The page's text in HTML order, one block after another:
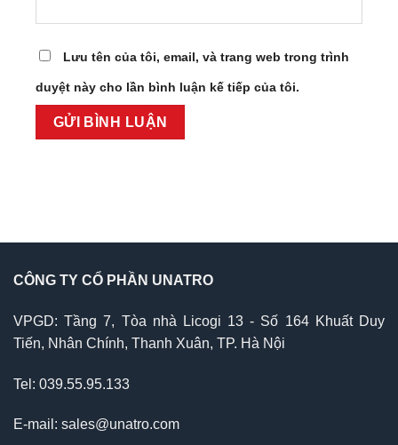
Lưu tên của tôi, email, và trang web trong trình
duyệt này cho lần bình luận kế tiếp của tôi.
CÔNG TY CỔ PHẦN UNATRO
VPGD: Tầng 7, Tòa nhà Licogi 13 - Số 164 Khuất Duy
Tiến, Nhân Chính, Thanh Xuân, TP. Hà Nội
Tel: 039.55.95.133
E-mail: sales@unatro.com